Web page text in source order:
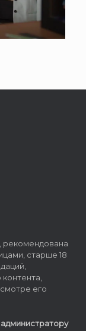
рекомендована
старше 18
его